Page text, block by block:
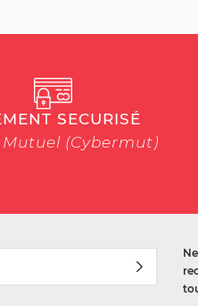
SECURISÉ
(Cybermut)